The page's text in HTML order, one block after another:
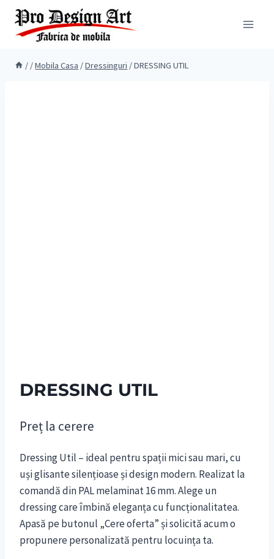
Skip
content
/ /Mobila Casa /Dressinguri /DRESSING UTIL
DRESSING UTIL
Preț la cerere
Dressing Util – ideal pentru spații mici sau mari, cu
uși glisante silențioase și design modern. Realizat la
comandă din PAL melaminat 16 mm. Alege un
dressing care îmbină eleganța cu funcționalitatea.
Apasă pe butonul „Cere oferta” și solicită acum o
propunere personalizată pentru locuința ta.